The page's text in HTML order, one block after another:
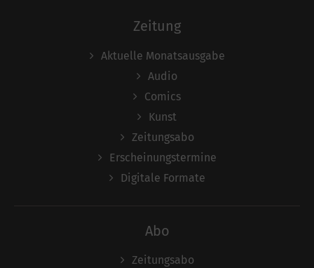
Zeitung
Aktuelle Monatsausgabe
Audio
Comics
Kunst
Zeitungsabo
Erscheinungstermine
Digitale Formate
Abo
Zeitungsabo